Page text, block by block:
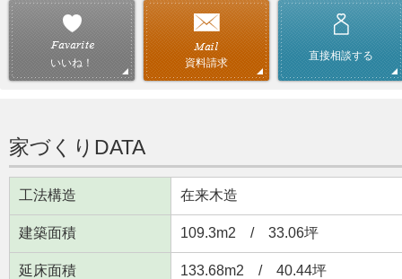
いいね！ 資料請求
直接相談する
家づくりDATA
工法構造 在来木造
建築面積 109.3m2 / 33.06坪
延床面積 133.68m2 / 40.44坪